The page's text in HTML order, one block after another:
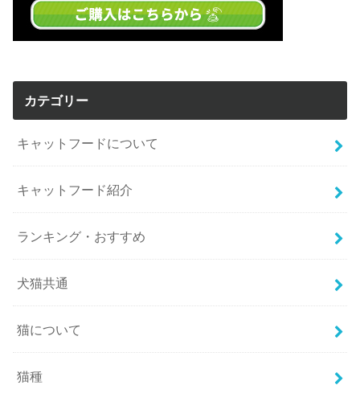
カテゴリー
キャットフードについて
キャットフード紹介
ランキング・おすすめ
犬猫共通
猫について
猫種